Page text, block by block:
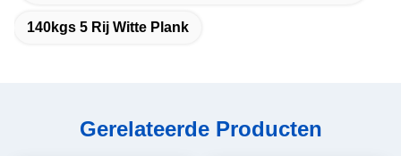
140kgs 5 Rij Witte Plank
Gerelateerde Producten